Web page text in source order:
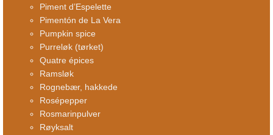
Piment d’Espelette
Pimentón de La Vera
Pumpkin spice
Purreløk (tørket)
Quatre épices
Ramsløk
Rognebær, hakkede
Rosépepper
Rosmarinpulver
Røyksalt